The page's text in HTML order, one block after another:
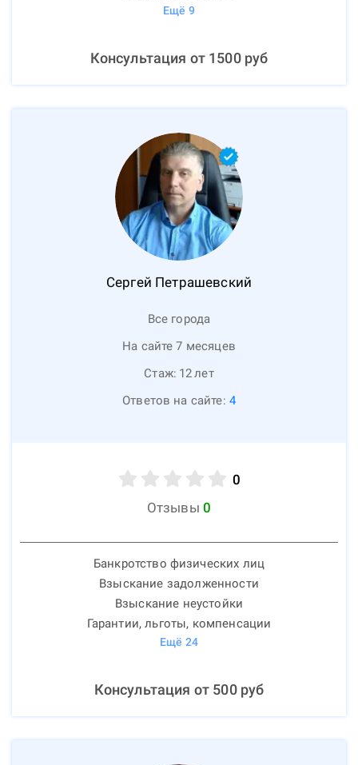
Ещё 9
Консультация от 1500руб
Сергей Петрашевский
Все города
На сайте 7 месяцев
Стаж: 12лет
Ответов на сайте: 4
0
Отзывы 0
Банкротство физических лиц
Взыскание задолженности
Взыскание неустойки
Гарантии, льготы, компенсации
Ещё 24
Консультация от 500руб